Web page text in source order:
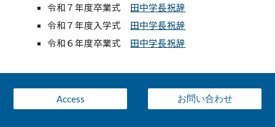
令和７年度卒業式 田中学長祝辞
令和７年度入学式 田中学長祝辞
令和６年度卒業式 田中学長祝辞
Access お問い合わせ